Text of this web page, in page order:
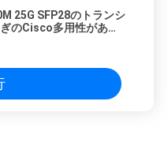
25G SFP28のトランシ
のCisco多用性がある